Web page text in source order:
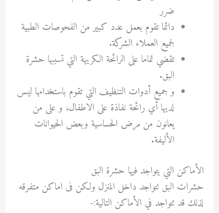
ضرر
دائما تقوم بعمل عدد كبير من الفحوصات الطبية
لجميع العملاء الشركة.
تقضي تماما على الرائحة الكريهة التي تسببها حشرة
البق.
و جميع أدوات التنظيف التي تقوم باستخدامها ليس
لديها أي رائحة نفاذة على الاطفال، و على من
يعانون من مرض الحساسية وبعض الحيوانات
الأليفة.
الأماكن التي يتواجد فيها حشرة البق
حشرات البق تتواجد داخل المنزل ولكن فى اماكن متفرقه
لذلك قد تتواجد في الأماكن التالية:-